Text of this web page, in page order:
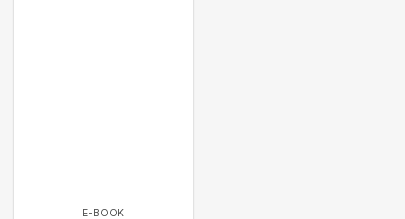
E-BOOK